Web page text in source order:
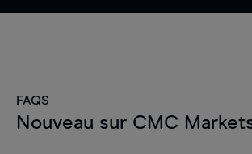
FAQS
Nouveau sur CMC